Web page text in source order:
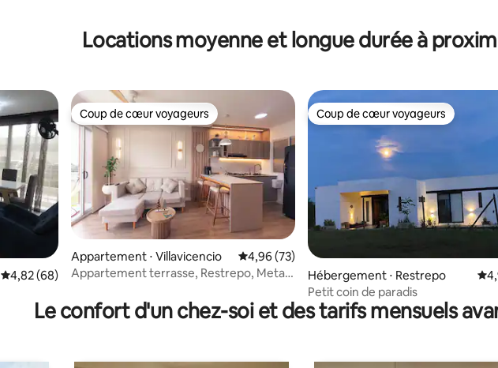
Locations moyenne et longue durée à
Évaluation moyenne sur la base de 68 commentaires : 4,82 sur 5
4,82 (68)
Coup de cœur voyageurs
Coup de cœur voyageurs
Appartement ⋅ Villavicencio Évaluation moyenne sur la base de 73
4,96 (73)
Appartement terrasse, Restrepo, Meta-
Coup de cœur voyageurs
Coup de cœur voyageurs
Hébergement ⋅ Restrepo
Petit coin de paradis
Le confort d'un chez-soi et des tarifs mensuels